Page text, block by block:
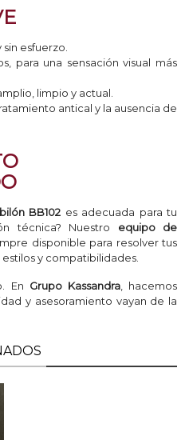
esfuerzo.
para una sensación visual más
limpio y actual.
antical y la ausencia de
BB102 es adecuada para tu
técnica? Nuestro equipo de
disponible para resolver tus
y compatibilidades.
En Grupo Kassandra, hacemos
y asesoramiento vayan de la